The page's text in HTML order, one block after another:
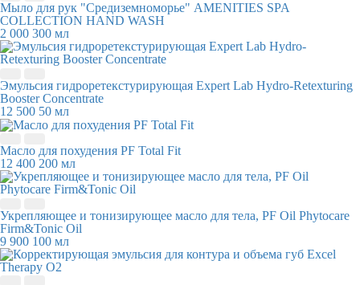
Мыло для рук "Средиземноморье" AMENITIES SPA
COLLECTION HAND WASH
2 000 300 мл
Эмульсия гидроретекстурирующая Expert Lab Hydro-Retexturing
Booster Concentrate
12 500 50 мл
Масло для похудения PF Total Fit
12 400 200 мл
Укрепляющее и тонизирующее масло для тела, PF Oil Phytocare
Firm&Tonic Oil
9 900 100 мл